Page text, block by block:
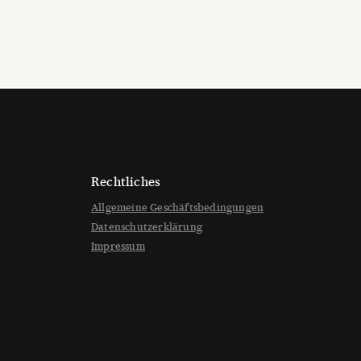
Rechtliches
Allgemeine Geschäftsbedingungen
Datenschutzerklärung
Impressum